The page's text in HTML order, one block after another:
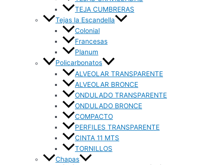
TEJA CUMBRERAS
Tejas la Escandella
Colonial
Francesas
Planum
Policarbonatos
ALVEOLAR TRANSPARENTE
ALVEOLAR BRONCE
ONDULADO TRANSPARENTE
ONDULADO BRONCE
COMPACTO
PERFILES TRANSPARENTE
CINTA 11 MTS
TORNILLOS
Chapas